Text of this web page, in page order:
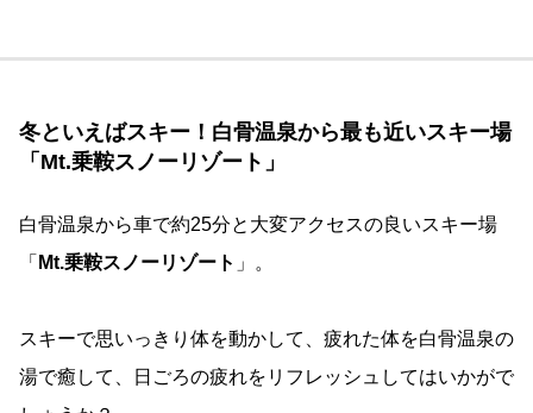
冬といえばスキー！白骨温泉から最も近いスキー場
「Mt.乗鞍スノーリゾート」
白骨温泉から車で約25分と大変アクセスの良いスキー場
「 Mt.乗鞍スノーリゾート 」。
スキーで思いっきり体を動かして、疲れた体を白骨温泉の
湯で癒して、日ごろの疲れをリフレッシュしてはいかがで